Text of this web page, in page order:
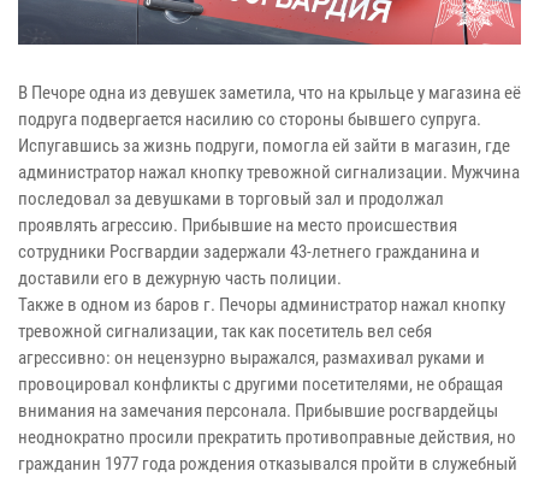
В Печоре одна из девушек заметила, что на крыльце у магазина её
подруга подвергается насилию со стороны бывшего супруга.
Испугавшись за жизнь подруги, помогла ей зайти в магазин, где
администратор нажал кнопку тревожной сигнализации. Мужчина
последовал за девушками в торговый зал и продолжал
проявлять агрессию. Прибывшие на место происшествия
сотрудники Росгвардии задержали 43-летнего гражданина и
доставили его в дежурную часть полиции.
Также в одном из баров г. Печоры администратор нажал кнопку
тревожной сигнализации, так как посетитель вел себя
агрессивно: он нецензурно выражался, размахивал руками и
провоцировал конфликты с другими посетителями, не обращая
внимания на замечания персонала. Прибывшие росгвардейцы
неоднократно просили прекратить противоправные действия, но
гражданин 1977 года рождения отказывался пройти в служебный